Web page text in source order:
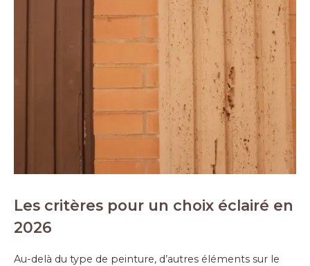
Les critères pour un choix éclairé en
2026
Au-delà du type de peinture, d’autres éléments sur le